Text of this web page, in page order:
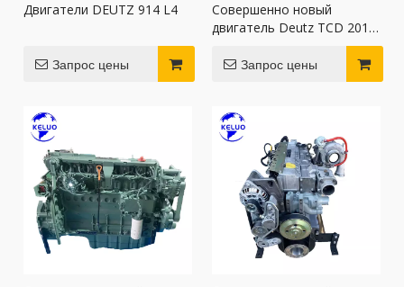
Двигатели DEUTZ 914 L4
Запрос цены
Совершенно новый
двигатель Deutz TCD 2012
Запрос цены